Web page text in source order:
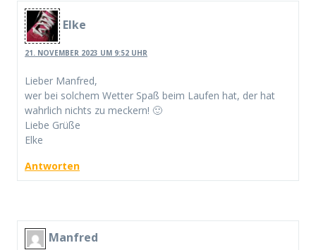
Elke
21. NOVEMBER 2023 UM 9:52 UHR
Lieber Manfred,
wer bei solchem Wetter Spaß beim Laufen hat, der hat
wahrlich nichts zu meckern! 🙂
Liebe Grüße
Elke
Antworten
Manfred